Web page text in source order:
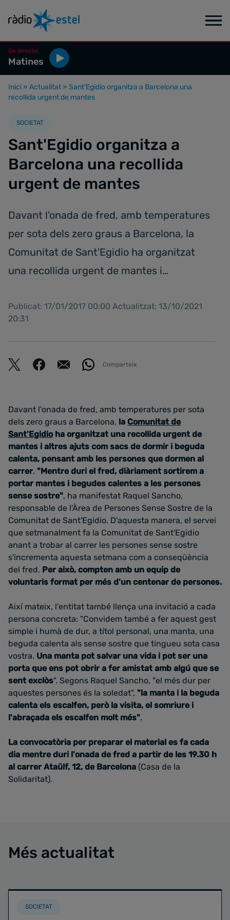
En directe
Matines
Inici » Actualitat » Sant'Egidio organitza a Barcelona una
recollida urgent de mantes
SOCIETAT
Sant'Egidio organitza a
Barcelona una recollida
urgent de mantes
Davant l'onada de fred, amb temperatures
per sota dels zero graus a Barcelona, la
Comunitat de Sant'Egidio ha organitzat
una recollida urgent de mantes i…
Publicat: 17/01/2017 00:00 Actualitzat: 13/10/2021
20:31
Comparteix
Davant l'onada de fred, amb temperatures per sota
dels zero graus a Barcelona, la Comunitat de
Sant'Egidioha organitzat una recollida urgent de
mantes i altres ajuts com sacs de dormir i beguda
calenta, pensant amb les persones que dormen al
carrer. "Mentre duri el fred, diàriament sortirem a
portar mantes i begudes calentes a les persones
sense sostre", ha manifestat Raquel Sancho,
responsable de l'Àrea de Persones Sense Sostre de la
Comunitat de Sant'Egidio. D'aquesta manera, el servei
que setmanalment fa la Comunitat de Sant'Egidio
anant a trobar al carrer les persones sense sostre
s'incrementa aquesta setmana com a conseqüència
del fred. Per això, compten amb un equip de
voluntaris format per més d'un centenar de persones.
Així mateix, l'entitat també llença una invitació a cada
persona concreta: "Convidem també a fer aquest gest
simple i humà de dur, a títol personal, una manta, una
beguda calenta als sense sostre que tingueu sota casa
vostra. Una manta pot salvar una vida i pot ser una
porta que ens pot obrir a fer amistat amb algú que se
sent exclòs". Segons Raquel Sancho, "el més dur per
aquestes persones és la soledat", "la manta i la beguda
calenta els escalfen, però la visita, el somriure i
l'abraçada els escalfen molt més".
La convocatòria per preparar el material es fa cada
dia mentre duri l'onada de fred a partir de les 19.30 h
al carrer Ataülf, 12, de Barcelona (Casa de la
Solidaritat).
Més actualitat
SOCIETAT